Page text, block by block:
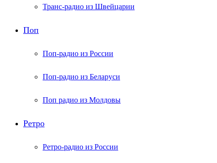
Транс-радио из Швейцарии
Поп
Поп-радио из России
Поп-радио из Беларуси
Поп радио из Молдовы
Ретро
Ретро-радио из России